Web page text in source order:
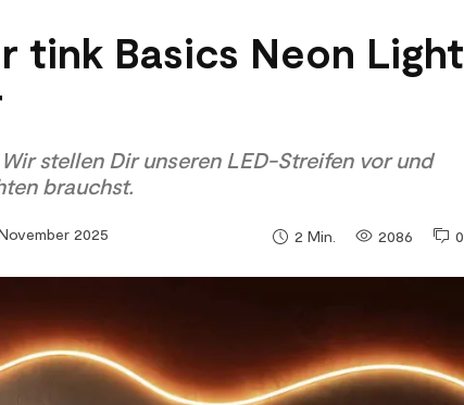
tink Basics Neon Light
stellen Dir unseren LED-Streifen vor und
brauchst.
2025 0
2086
2 Min.